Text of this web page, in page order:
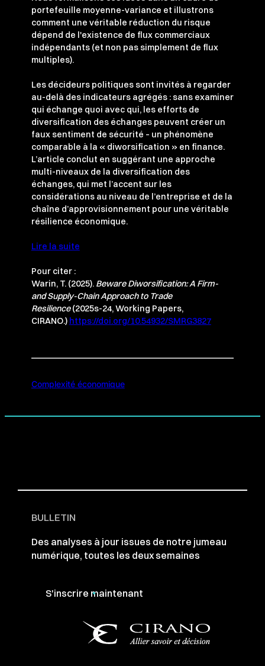
portefeuille moyenne-variance et illustrons
comment une véritable réduction du risque
dépend de l'existence de flux commerciaux
indépendants (et non pas simplement de flux
multiples).
Les décideurs politiques sont invités à regarder
au-delà des indicateurs agrégés : sans examiner
qui échange quoi avec qui, les efforts de
diversification des échanges peuvent créer un
faux sentiment de sécurité – un phénomène
comparable à la « diworsification » en finance.
L’article conclut en suggérant une approche
multi-niveaux de la diversification des
échanges, qui met l’accent sur les
considérations au niveau de l’entreprise et de la
chaîne d’approvisionnement pour une véritable
résilience économique.
Lire la suite
Pour citer :
Warin, T. (2025). Beware Diworsification: A Firm-
and Supply-Chain Approach to Trade
Resilience(2025s-24, Working Papers,
CIRANO.) https://doi.org/10.54932/SMRG3827
Complexité économique
BULLETIN
Des analyses à jour issues de notre jumeau
numérique, toutes les deux semaines
S'inscrire maintenant